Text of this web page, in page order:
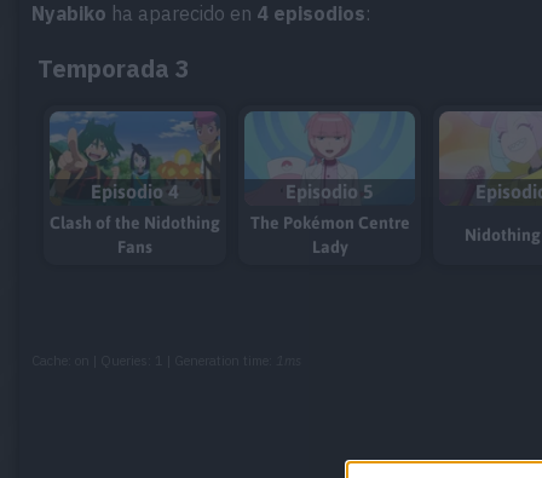
Nyabiko ha aparecido en 4 episodios:
Temporada 3
Episodio 4
Clash of the Nidothing
Fans
Episodio 5
The Pokémon Centre
Lady
Nidothing